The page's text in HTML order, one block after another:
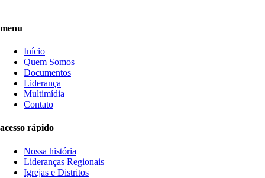
menu
Início
Quem Somos
Documentos
Liderança
Multimídia
Contato
acesso rápido
Nossa história
Lideranças Regionais
Igrejas e Distritos